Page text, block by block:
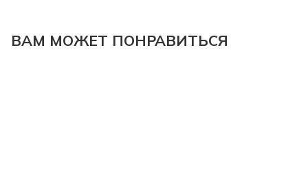
ВАМ МОЖЕТ ПОНРАВИТЬСЯ